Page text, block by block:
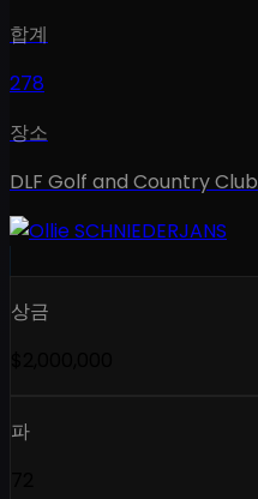
합계
278
장소
DLF Golf and Country Club
상금
파